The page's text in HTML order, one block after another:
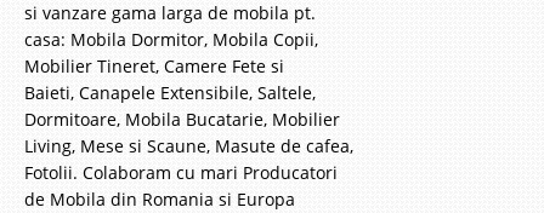
si vanzare gama larga de mobila pt.
casa: Mobila Dormitor, Mobila Copii,
Mobilier Tineret, Camere Fete si
Baieti, Canapele Extensibile, Saltele,
Dormitoare, Mobila Bucatarie, Mobilier
Living, Mese si Scaune, Masute de cafea,
Fotolii. Colaboram cu mari Producatori
de Mobila din Romania si Europa